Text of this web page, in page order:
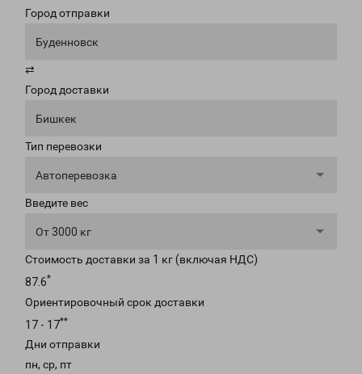
Город отправки
Буденновск
⇄
Город доставки
Бишкек
Тип перевозки
Автоперевозка
Введите вес
От 3000 кг
Стоимость доставки за 1 кг (включая НДС)
87.6*
Ориентировочный срок доставки
17 - 17**
Дни отправки
пн, ср, пт